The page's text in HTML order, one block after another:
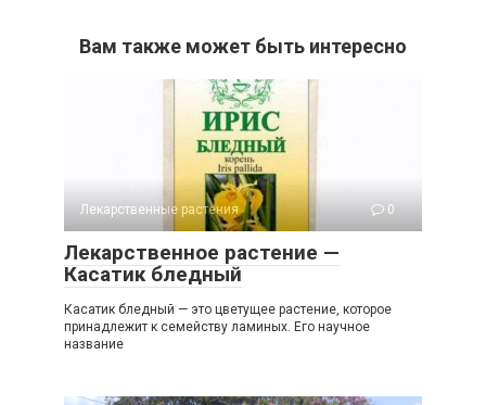
Вам также может быть интересно
Лекарственные растения 0
Лекарственное растение —
Касатик бледный
Касатик бледный — это цветущее растение, которое
принадлежит к семейству ламиных. Его научное
название